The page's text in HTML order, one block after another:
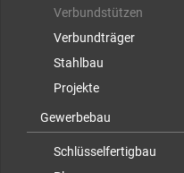
Verbundstützen
Verbundträger
Stahlbau
Projekte
Gewerbebau
Schlüsselfertigbau